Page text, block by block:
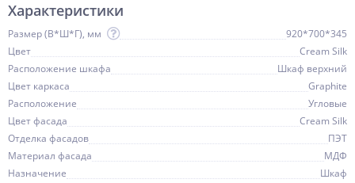
Характеристики
Размер (В*Ш*Г), мм
920*700*345
Цвет
Cream Silk
Расположение шкафа
Шкаф верхний
Цвет каркаса
Graphite
Расположение
Угловые
Цвет фасада
Cream Silk
Отделка фасадов
ПЭТ
Материал фасада
МДФ
Назначение
Шкаф